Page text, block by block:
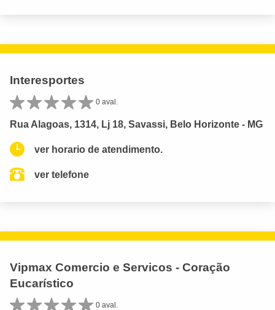
Interesportes
0 aval.
Rua Alagoas, 1314, Lj 18, Savassi, Belo Horizonte - MG
ver horario de atendimento.
ver telefone
Vipmax Comercio e Servicos - Coração
Eucarístico
0 aval.